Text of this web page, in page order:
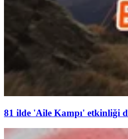
81 ilde 'Aile Kampı' etkinliği